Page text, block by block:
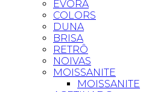
ÉVORA
COLORS
DUNA
BRISA
RETRÔ
NOIVAS
MOISSANITE
MOISSANITE